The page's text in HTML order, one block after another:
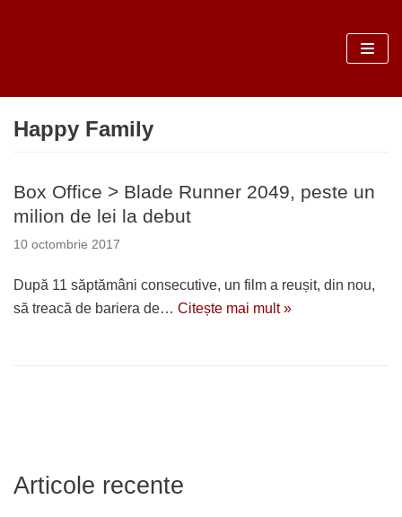
conținut
Happy Family
Box Office > Blade Runner 2049, peste un
milion de lei la debut
10 octombrie 2017
După 11 săptămâni consecutive, un film a reușit, din nou,
să treacă de bariera de… Citește mai mult »
Articole recente